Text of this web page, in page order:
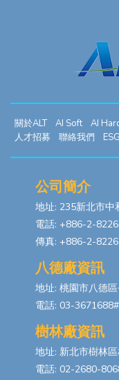
關於ALT AI Soft AI
人才招募
聯絡我們 ESG
公司簡介
地址: 235新北市
電話: +886-2-
傳真: +886-2-
八德廠資訊
地址: 桃園市八德
電話: 03-
樹林廠資訊
地址: 新北市樹林
電話: 02-2680-